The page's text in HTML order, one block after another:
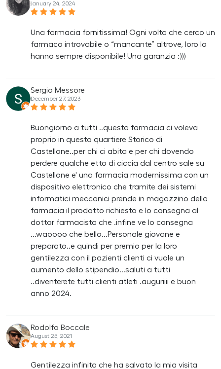
January 24, 2024
Una farmacia fornitissima! Ogni volta che cerco un
farmaco introvabile o “mancante” altrove, loro lo
hanno sempre disponibile! Una garanzia :)))
Sergio Messore
December 27, 2023
Buongiorno a tutti ..questa farmacia ci voleva
proprio in questo quartiere Storico di
Castellone..per chi ci abita e per chi dovendo
perdere qualche etto di ciccia dal centro sale su
Castellone e' una farmacia modernissima con un
dispositivo elettronico che tramite dei sistemi
informatici meccanici prende in magazzino della
farmacia il prodotto richiesto e lo consegna al
dottor farmacista che .infine ve lo consegna
...waoooo che bello...Personale giovane e
preparato..e quindi per premio per la loro
gentilezza con il pazienti clienti ci vuole un
aumento dello stipendio...saluti a tutti
..diventerete tutti clienti atleti .auguriiii e buon
anno 2024.
Rodolfo Boccale
August 25, 2021
Gentilezza infinita che ha salvato la mia visita